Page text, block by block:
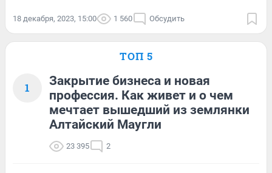
18 декабря, 2023, 15:00 1 560 Обсудить
ТОП 5
1
Закрытие бизнеса и новая
профессия. Как живет и о чем
мечтает вышедший из землянки
Алтайский Маугли
23 395 2